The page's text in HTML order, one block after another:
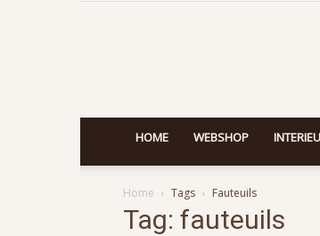
HOME WEBSHOP
Home Tags Fauteuils
Tag: fauteuils